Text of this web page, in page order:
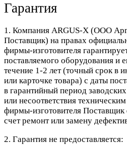
Гарантия
1. Компания ARGUS-X (ООО
Поставщик) на правах
фирмы-изготовителя
поставляемого оборудования и
течение 1-2 лет (точный срок в
или карточке товара) с даты
в гарантийный период
или несоответствия
фирмы-изготовителя Поставщик
счет ремонт или замену
2. Гарантия не предоставляется: